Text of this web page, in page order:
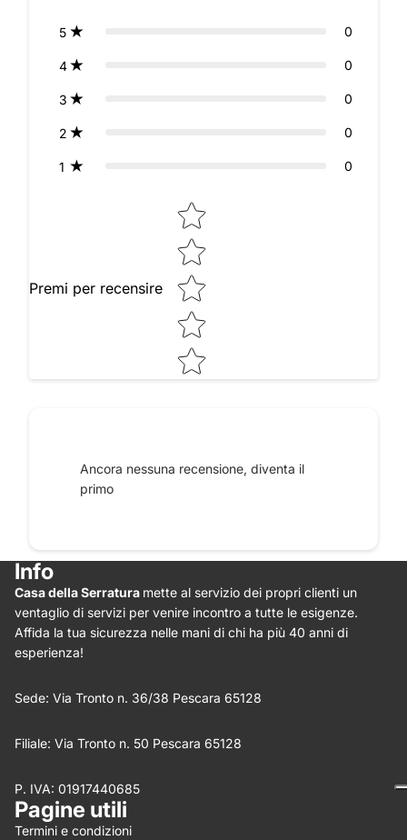
5 0
4 0
3 0
2 0
1 0
Premi per recensire
Star rating
Star rating
Nome *
Ancora nessuna recensione, diventa il
primo
Info
Casa della Serratura mette al servizio dei propri clienti un
ventaglio di servizi per venire incontro a tutte le esigenze.
Affida la tua sicurezza nelle mani di chi ha più 40 anni di
esperienza!
Sede: Via Tronto n. 36/38 Pescara 65128
Filiale: Via Tronto n. 50 Pescara 65128
P. IVA: 01917440685
Pagine utili
Termini e condizioni